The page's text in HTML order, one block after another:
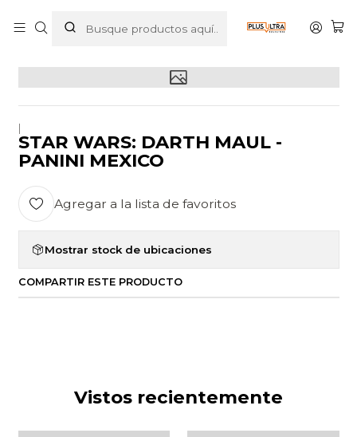
STAR WARS: DARTH MAUL - PANINI MEXICO
STAR WARS: DARTH MAUL -
PANINI MEXICO
Agregar a la lista de favoritos
Mostrar stock de ubicaciones
COMPARTIR ESTE PRODUCTO
Vistos recientemente